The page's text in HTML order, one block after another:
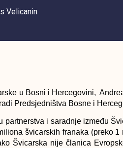
Velicanin
u Bosni i Hercegovini,
Predsjedništva Bosne i
partnerstva i saradnje između
švicarskih franaka (preko
Švicarska nije članica